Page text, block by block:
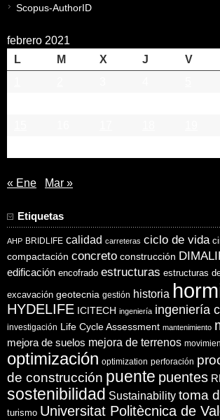
Scopus-AuthorID
febrero 2021
L
M X J V
« Ene Mar »
Etiquetas
AHP BRIDLIFE calidad carreteras ciclo de vida
compactación concreto construcción
edificación encofrado estructuras estructuras
excavación geotecnia gestión historia
HYDELIFE ICITECH ingeniería ingeniería
investigación Life Cycle Assessment mantenimiento
mejora de suelos mejora de terrenos
optimización optimization perforación
de construcción puente puentes
sostenibilidad Sustainability toma
turismo Universitat Politècnica de